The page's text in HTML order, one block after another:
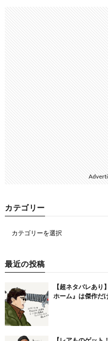
カテゴリー
最近の投稿
【超ネタバレあり
ホーム』は傑作だ